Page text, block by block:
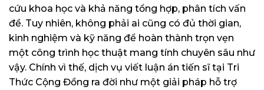
cứu khoa học và khả năng tổng hợp, phân tích vấn
đề. Tuy nhiên, không phải ai cũng có đủ thời gian,
kinh nghiệm và kỹ năng để hoàn thành trọn vẹn
một công trình học thuật mang tính chuyên sâu như
vậy. Chính vì thế, dịch vụ viết luận án tiến sĩ tại Tri
Thức Cộng Đồng ra đời như một giải pháp hỗ trợ